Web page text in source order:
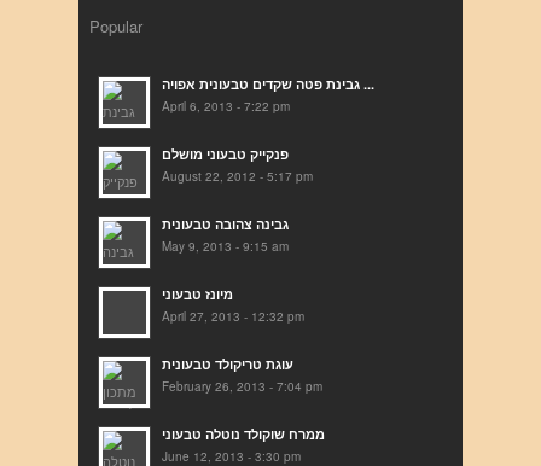
Popular
גבינת פטה שקדים טבעונית אפויה ...
April 6, 2013 - 7:22 pm
פנקייק טבעוני מושלם
August 22, 2012 - 5:17 pm
גבינה צהובה טבעונית
May 9, 2013 - 9:15 am
מיונז טבעוני
April 27, 2013 - 12:32 pm
עוגת טריקולד טבעונית
February 26, 2013 - 7:04 pm
ממרח שוקולד נוטלה טבעוני
June 12, 2013 - 3:30 pm